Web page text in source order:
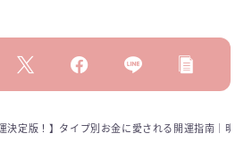
決定版！】タイプ別お金に愛される開運指南｜明